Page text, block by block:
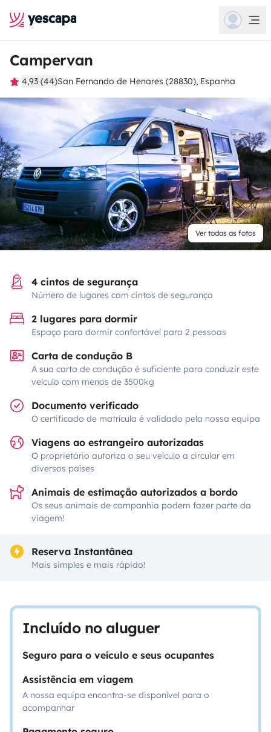
Campervan
4,93 (44)San Fernando de Henares (28830), Espanha
Ver todas as fotos
4 cintos de segurança
Número de lugares com cintos de segurança
2 lugares para dormir
Espaço para dormir confortável para 2 pessoas
Carta de condução B
A sua carta de condução é suficiente para conduzir este
veículo com menos de 3500kg
Documento verificado
O certificado de matrícula é validado pela nossa equipa
Viagens ao estrangeiro autorizadas
O proprietário autoriza o seu veículo a circular em
diversos países
Animais de estimação autorizados a bordo
Os seus animais de companhia podem fazer parte da
viagem!
Reserva Instantânea
Mais simples e mais rápido!
Incluído no aluguer
Seguro para o veículo e seus ocupantes
Assistência em viagem
A nossa equipa encontra-se disponível para o
acompanhar